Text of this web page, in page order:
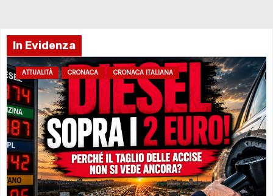
In Evidenza
ATTUALITÀ CRONACA CRONACA ITALIANA